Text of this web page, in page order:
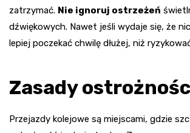
zatrzymać. Nie ignoruj ostrzeżeń
dźwiękowych. Nawet jeśli wydaje się, że
lepiej poczekać chwilę dłużej, niż
Zasady
Przejazdy kolejowe są miejscami, gdzie